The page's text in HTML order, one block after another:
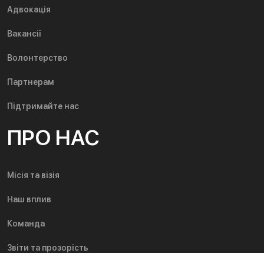
Адвокація
Вакансії
Волонтерство
Партнерам
Підтримайте нас
ПРО НАС
Місія та візія
Наш вплив
Команда
Звіти та прозорість